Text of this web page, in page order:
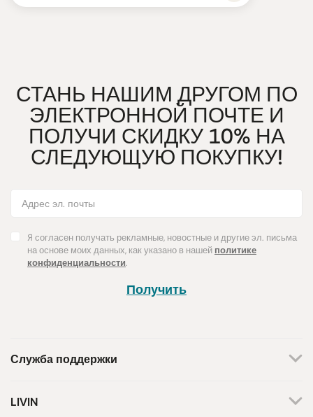
СТАНЬ НАШИМ ДРУГОМ ПО
ЭЛЕКТРОННОЙ ПОЧТЕ И
ПОЛУЧИ СКИДКУ 10% НА
СЛЕДУЮЩУЮ ПОКУПКУ!
Я согласен получать рекламные, новостные и другие эл. письма
на основе моих данных, как указано в нашей политике
конфиденциальности.
Получить
Служба поддержки
Написать запрос
LIVIN